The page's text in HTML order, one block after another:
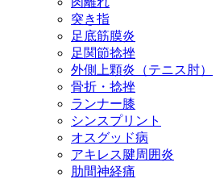
突き指
足底筋膜炎
足関節捻挫
外側上顆炎（テニス肘）
骨折・捻挫
ランナー膝
シンスプリント
オスグッド病
アキレス腱周囲炎
肋間神経痛